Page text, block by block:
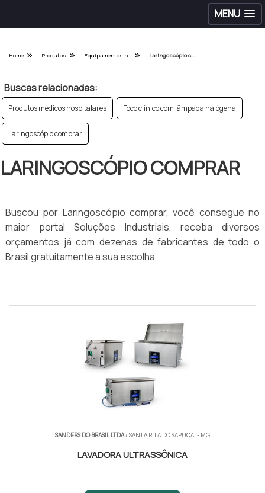
MENU
Home Produtos Equipamentos hospitalares - Categoria Laringoscópio comprar
Buscas relacionadas:
Produtos médicos hospitalares Foco clínico com lâmpada halógena
Laringoscópio comprar
LARINGOSCÓPIO COMPRAR
Buscou por Laringoscópio comprar, você consegue no
maior portal Soluções Industriais, receba diversos
orçamentos já com dezenas de fabricantes de todo o
Brasil gratuitamente a sua escolha
SANDERS DO BRASIL LTDA/ SANTA RITA DO SAPUCAÍ - MG
LAVADORA ULTRASSÔNICA